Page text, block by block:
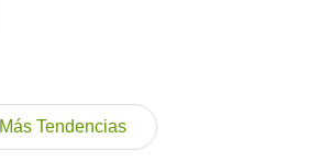
Más Tendencias